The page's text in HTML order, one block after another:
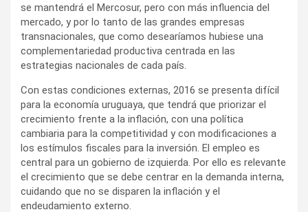
se mantendrá el Mercosur, pero con más influencia del
mercado, y por lo tanto de las grandes empresas
transnacionales, que como desearíamos hubiese una
complementariedad productiva centrada en las
estrategias nacionales de cada país.
Con estas condiciones externas, 2016 se presenta difícil
para la economía uruguaya, que tendrá que priorizar el
crecimiento frente a la inflación, con una política
cambiaria para la competitividad y con modificaciones a
los estímulos fiscales para la inversión. El empleo es
central para un gobierno de izquierda. Por ello es relevante
el crecimiento que se debe centrar en la demanda interna,
cuidando que no se disparen la inflación y el
endeudamiento externo.